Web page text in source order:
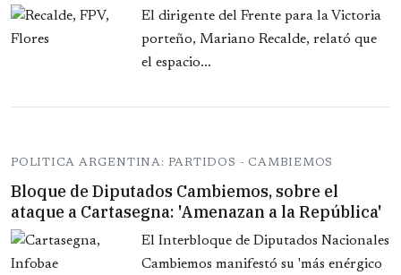
El dirigente del Frente para la Victoria
porteño, Mariano Recalde, relató que
el espacio...
POLITICA ARGENTINA: PARTIDOS - CAMBIEMOS
Bloque de Diputados Cambiemos, sobre el
ataque a Cartasegna: 'Amenazan a la República'
El Interbloque de Diputados Nacionales
Cambiemos manifestó su 'más enérgico